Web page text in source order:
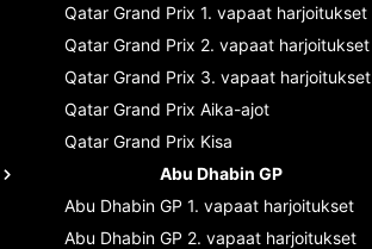
Qatar Grand Prix 1. vapaat harjoitukset
Qatar Grand Prix 2. vapaat harjoitukset
Qatar Grand Prix 3. vapaat harjoitukset
Qatar Grand Prix Aika-ajot
Qatar Grand Prix Kisa
Abu Dhabin GP
Abu Dhabin GP 1. vapaat harjoitukset
Abu Dhabin GP 2. vapaat harjoitukset